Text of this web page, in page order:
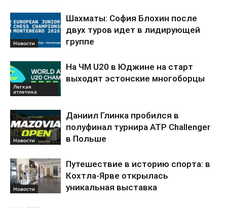
Новости
Шахматы: София Блохин после
двух туров идет в лидирующей
группе
Легкая
атлетика
На ЧМ U20 в Юджине на старт
выходят эстонские многоборцы
Новости
Даниил Глинка пробился в
полуфинал турнира ATP Challenger
в Польше
Новости
Путешествие в историю спорта: в
Кохтла-Ярве открылась
уникальная выставка